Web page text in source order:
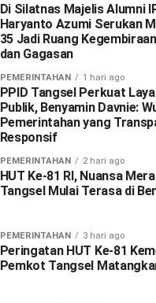
Di Silatnas Majelis Alumni
Haryanto Azumi Serukan
35 Jadi Ruang
dan Gagasan
PEMERINTAHAN 1 hari ago
PPID Tangsel Perkuat
Publik, Benyamin Davnie:
Pemerintahan yang
Responsif
PEMERINTAHAN 2 hari ago
HUT Ke-81 RI, Nuansa
Tangsel Mulai Terasa di
PEMERINTAHAN 3 hari ago
Peringatan HUT Ke-81
Pemkot Tangsel